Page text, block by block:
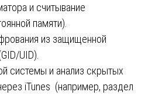
и считывание
памяти).
из защищенной
UID).
системы и анализ скрытых
iTunes (например, раздел